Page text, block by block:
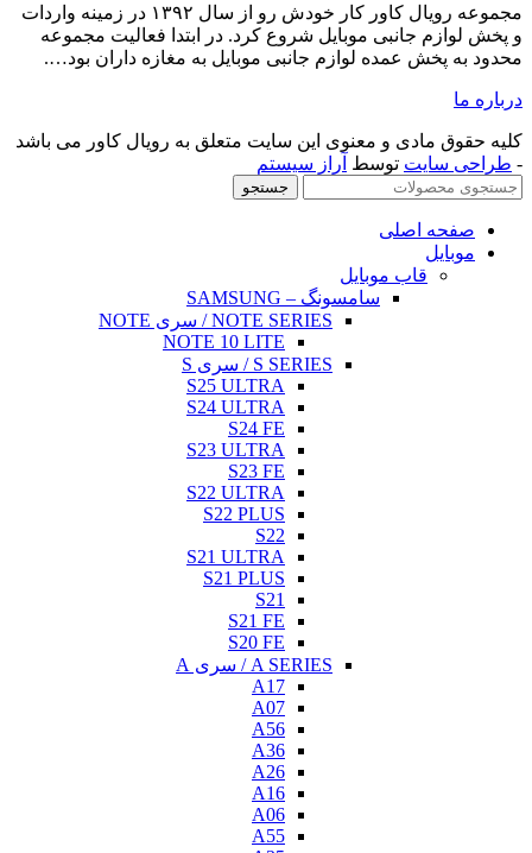
مجموعه رویال کاور کار خودش رو از سال ۱۳۹۲ در زمینه واردات
و پخش لوازم جانبی موبایل شروع کرد. در ابتدا فعالیت مجموعه
محدود به پخش عمده لوازم جانبی موبایل به مغازه داران بود….
درباره ما
کلیه حقوق مادی و معنوی این سایت متعلق به رویال کاور می باشد
- طراحی سایت توسط آراز سیستم
جستجو
صفحه اصلی
موبایل
قاب موبایل
سامسونگ – SAMSUNG
NOTE SERIES / سری NOTE
NOTE 10 LITE
S SERIES / سری S
S25 ULTRA
S24 ULTRA
S24 FE
S23 ULTRA
S23 FE
S22 ULTRA
S22 PLUS
S22
S21 ULTRA
S21 PLUS
S21
S21 FE
S20 FE
A SERIES / سری A
A17
A07
A56
A36
A26
A16
A06
A55